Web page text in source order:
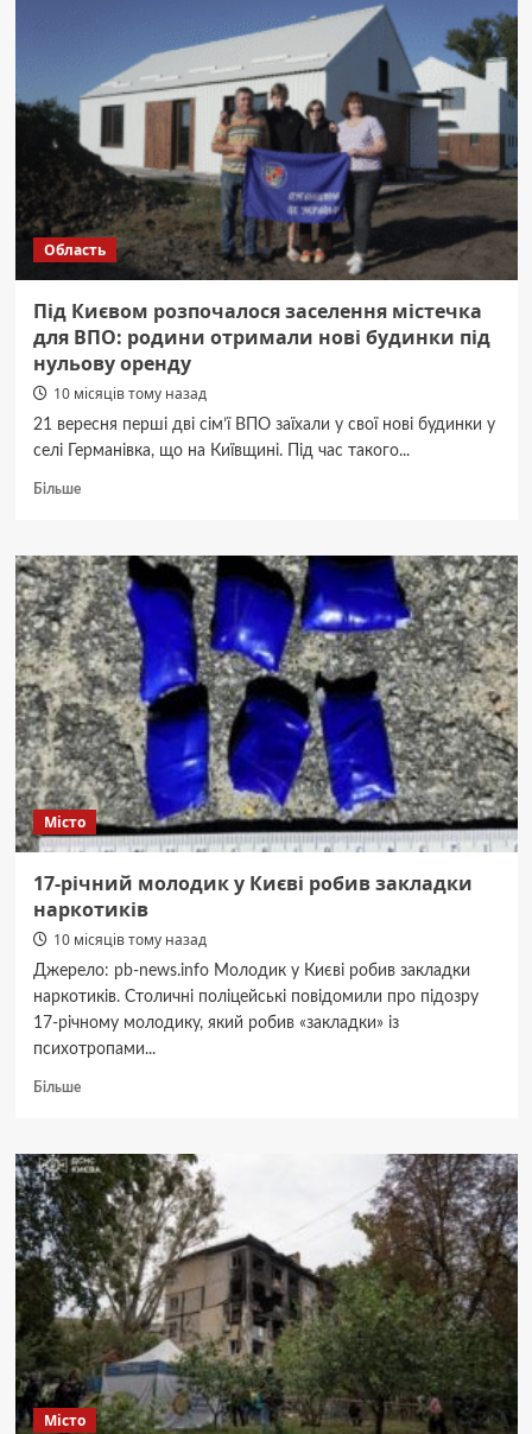
сучасної
квартири
Область
Під Києвом розпочалося заселення містечка
для ВПО: родини отримали нові будинки під
нульову оренду
10 місяців тому назад
21 вересня перші дві сім’ї ВПО заїхали у свої нові будинки у
селі Германівка, що на Київщині. Під час такого...
БільшеДокладніше
Києвом
розпочалося
заселення
містечка
для
ВПО:
родини
отримали
нові
будинки
під
нульову
оренду
Місто
17-річний молодик у Києві робив закладки
наркотиків
10 місяців тому назад
Джерело: pb-news.info Молодик у Києві робив закладки
наркотиків. Столичні поліцейські повідомили про підозру
17-річному молодику, який робив «закладки» із
психотропами...
БільшеДокладніше
річний
молодик
у
Києві
робив
закладки
наркотиків
Місто